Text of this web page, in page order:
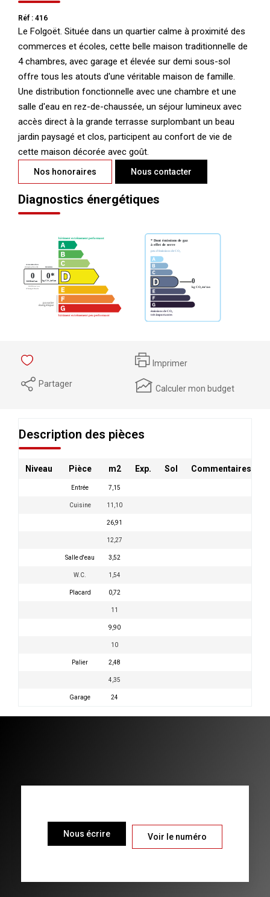
Réf : 416
Le Folgoët. Située dans un quartier calme à proximité des
commerces et écoles, cette belle maison traditionnelle de
4 chambres, avec garage et élevée sur demi sous-sol
offre tous les atouts d'une véritable maison de famille.
Une distribution fonctionnelle avec une chambre et une
salle d'eau en rez-de-chaussée, un séjour lumineux avec
accès direct à la grande terrasse surplombant un beau
jardin paysagé et clos, participent au confort de vie de
cette maison décorée avec goût.
Nos honoraires Nous contacter
Diagnostics énergétiques
Imprimer
Partager Calculer mon budget
Description des pièces
Niveau Pièce m2 Exp. Sol Commentaires
Entrée 7,15
Cuisine 11,10
26,91
12,27
Salle d'eau 3,52
W.C. 1,54
Placard 0,72
11
9,90
10
Palier 2,48
4,35
Garage 24
Nous écrire Voir le numéro